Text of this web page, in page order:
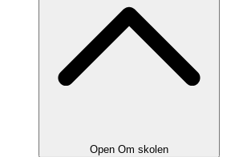
Open Om skolen